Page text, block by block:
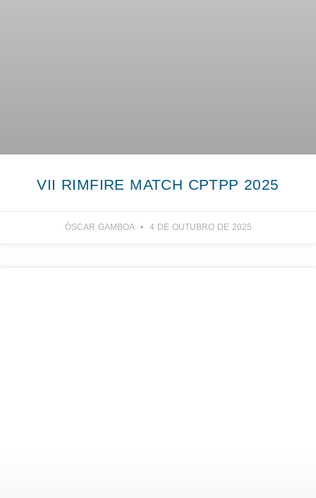
VII RIMFIRE MATCH CPTPP 2025
ÓSCAR GAMBOA 4 DE OUTUBRO DE 2025